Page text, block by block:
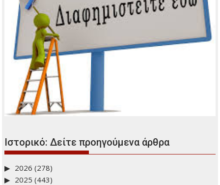
Ιστορικό: Δείτε προηγούμενα άρθρα
2026 (278)
2025 (443)